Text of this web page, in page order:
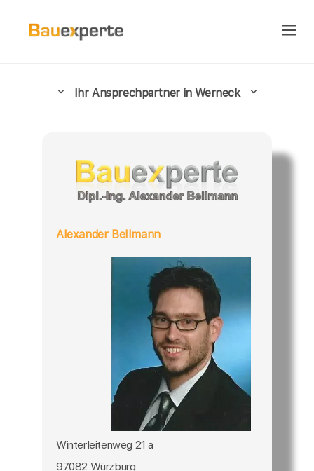
Ihr Ansprechpartner in Werneck
Alexander Bellmann
Winterleitenweg 21 a
97082 Würzburg